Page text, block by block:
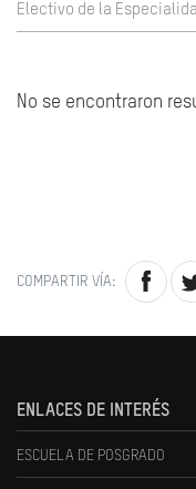
Electivo de la
No se encontraron
COMPARTIR VÍA:
ENLACES DE INTERÉS
ESCUELA DE POSGRADO